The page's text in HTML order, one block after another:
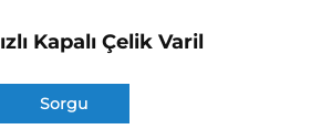
Kapalı Çelik Varil
Sorgu